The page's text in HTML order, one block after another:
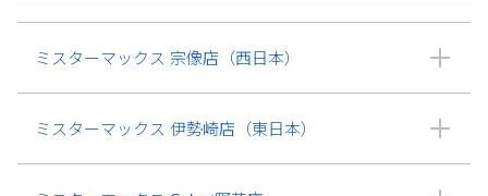
ミスターマックス 宗像店（西日本）
ミスターマックス 伊勢崎店（東日本）